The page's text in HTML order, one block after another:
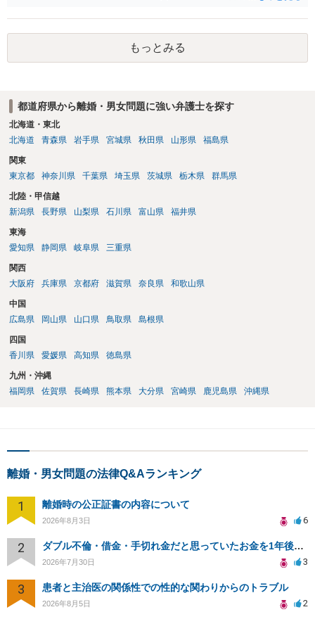
できるかどうかがポイントです。 記録中に現れた一切の事情が判断対
象ですので、上記(1)と(2)を説明できる資料は全て（ただし理路整然
に）提出することが必要になります。「フラッシュバック」とのこと
なので、例えば、医学上確立されているPTSDの診断基準に合致した説
護士へ依頼しても苦労することが強く予想されるところです。、もし
本人申立てをお考えであれば、医学知識はもちろん法律知識も要求さ
れますので、性急な申立てをせず、知識と資料をしっかりと揃えて、
もっとみる
都道府県から離婚・男女問題に強い弁護士を探す
北海道・東北
北海道
青森県 岩手県 宮城県 秋田県 山形県 福島県
関東
東京都
神奈川県 千葉県 埼玉県 茨城県 栃木県 群馬県
北陸・甲信越
新潟県
長野県 山梨県 石川県 富山県 福井県
東海
愛知県
静岡県 岐阜県 三重県
関西
大阪府
兵庫県 京都府 滋賀県 奈良県 和歌山県
中国
広島県
岡山県 山口県 鳥取県 島根県
四国
香川県
愛媛県 高知県 徳島県
九州・沖縄
福岡県
佐賀県 長崎県 熊本県 大分県 宮崎県 鹿児島県 沖縄県
離婚・男女問題の法律Q&Aランキング
1 離婚時の公正証書の内容について
2026年8月3日 6
2 ダブル不倫・借金・手切れ金だと思っていたお金を1年後いまさら脅迫罪として通知書が来てまとめて請求
2026年7月30日 3
3 患者と主治医の関係性での性的な関わりからのトラブル
2026年8月5日 2